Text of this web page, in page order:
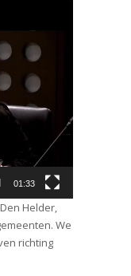
01:33
Helder,
We
richting